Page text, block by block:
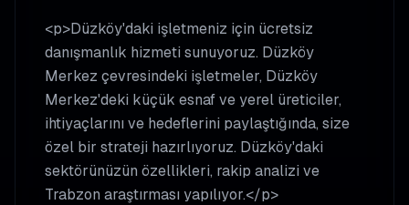
<p>Düzköy'daki işletmeniz için ücretsiz
danışmanlık hizmeti sunuyoruz. Düzköy
Merkez çevresindeki işletmeler, Düzköy
Merkez'deki küçük esnaf ve yerel üreticiler,
ihtiyaçlarını ve hedeflerini paylaştığında, size
özel bir strateji hazırlıyoruz. Düzköy'daki
sektörünüzün özellikleri, rakip analizi ve
Trabzon araştırması yapılıyor.</p>